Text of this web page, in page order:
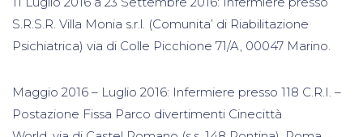
S.R.S.R. Villa Monia s.r.l. (Comunita’ di Riabilitazione
Psichiatrica) via di Colle Picchione 71/A, 00047 Marino.
Maggio 2016 – Luglio 2016: Infermiere presso 118 C.R.I. –
Postazione Fissa Parco divertimenti Cinecittà